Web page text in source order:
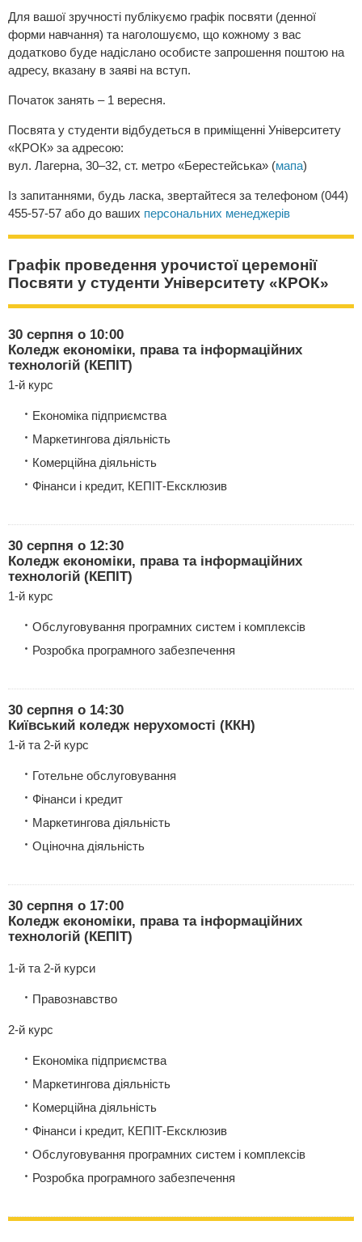
Для вашої зручності публікуємо графік посвяти (денної
форми навчання) та наголошуємо, що кожному з вас
додатково буде надіслано особисте запрошення поштою на
адресу, вказану в заяві на вступ.
Початок занять – 1 вересня.
Посвята у студенти відбудеться в приміщенні Університету
«КРОК» за адресою:
вул. Лагерна, 30–32, ст. метро «Берестейська» (мапа)
Із запитаннями, будь ласка, звертайтеся за телефоном (044)
455-57-57 або до ваших персональних менеджерів
Графік проведення урочистої церемонії
Посвяти у студенти Університету «КРОК»
30 серпня о 10:00
Коледж економіки, права та інформаційних
технологій (КЕПІТ)
1-й курс
Економіка підприємства
Маркетингова діяльність
Комерційна діяльність
Фінанси і кредит, КЕПІТ-Ексклюзив
30 серпня о 12:30
Коледж економіки, права та інформаційних
технологій (КЕПІТ)
1-й курс
Обслуговування програмних систем і комплексів
Розробка програмного забезпечення
30 серпня о 14:30
Київський коледж нерухомості (ККН)
1-й та 2-й курс
Готельне обслуговування
Фінанси і кредит
Маркетингова діяльність
Оціночна діяльність
30 серпня о 17:00
Коледж економіки, права та інформаційних
технологій (КЕПІТ)
1-й та 2-й курси
Правознавство
2-й курс
Економіка підприємства
Маркетингова діяльність
Комерційна діяльність
Фінанси і кредит, КЕПІТ-Ексклюзив
Обслуговування програмних систем і комплексів
Розробка програмного забезпечення